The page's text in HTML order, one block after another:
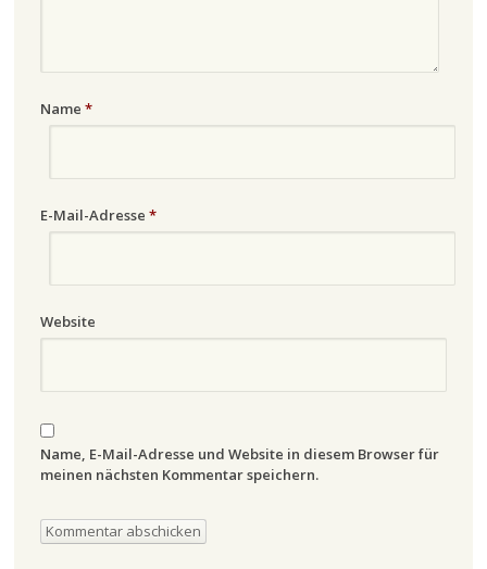
Name *
E-Mail-Adresse *
Website
Name, E-Mail-Adresse und Website in diesem Browser für
meinen nächsten Kommentar speichern.